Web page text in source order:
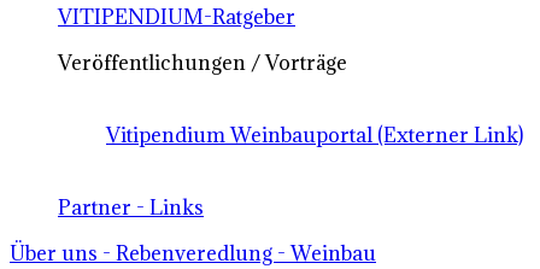
VITIPENDIUM-Ratgeber
Veröffentlichungen / Vorträge
Vitipendium Weinbauportal (Externer Link)
Partner - Links
Über uns - Rebenveredlung - Weinbau